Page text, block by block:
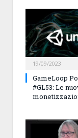
19/09/2023
GameLoop
#GL53: Le